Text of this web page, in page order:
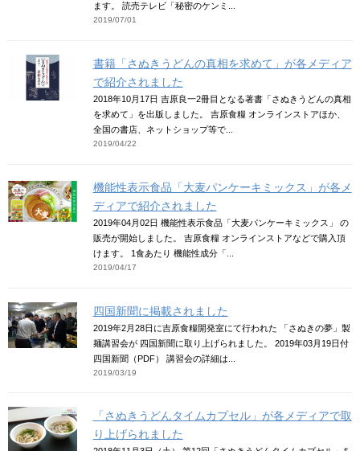
ます。 読売テレビ「秘密のケンミ...
2019/07/01
書籍「さぬきうどんの真相を求めて」が各メディア
で紹介されました
2018年10月17日 吉原良一2冊目となる著書「さぬきうどんの真相
を求めて」を出版しました。 吉原食糧 オンラインストアほか、
全国の書店、ネットショップ等で...
2019/04/22
機能性表示食品「大麦パンケーキミックス」が各メ
ディアで紹介されました
2019年04月02日 機能性表示食品「大麦パンケーキミックス」 の
販売が開始しました。 吉原食糧 オンラインストアなどで購入頂
けます。 1食あたり 機能性成分「...
2019/04/17
四国新聞に掲載されました
2019年2月28日に吉原食糧開発室にて行われた 「さぬきの夢」製
麺講習会が 四国新聞に取り上げられました。 2019年03月19日付
四国新聞（PDF） 講習会の詳細は...
2019/03/19
「さぬきうどんタイムカプセル」が各メディアで取
り上げられました